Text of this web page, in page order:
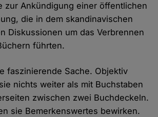
zur Ankündigung einer öffentlichen
die in dem skandinavischen
Diskussionen um das Verbrennen
führten.
faszinierende Sache. Objektiv
nichts weiter als mit Buchstaben
zwischen zwei Buchdeckeln.
sie Bemerkenswertes bewirken.